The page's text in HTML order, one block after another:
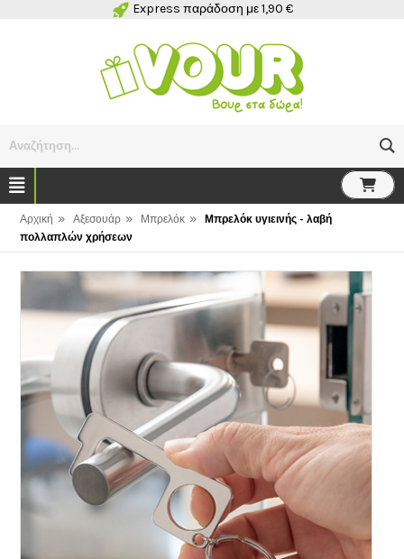
Express παράδοση με 1,90 €
Αναζήτηση...
Αρχική » Αξεσουάρ » Μπρελόκ »
Μπρελόκ υγιεινής - λαβή
πολλαπλών χρήσεων